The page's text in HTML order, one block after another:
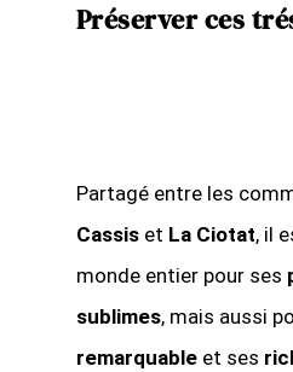
Préserver ces
Partagé entre les
Cassiset La Ciotat, il
monde entier pour ses
sublimes, mais aussi
remarquableet ses